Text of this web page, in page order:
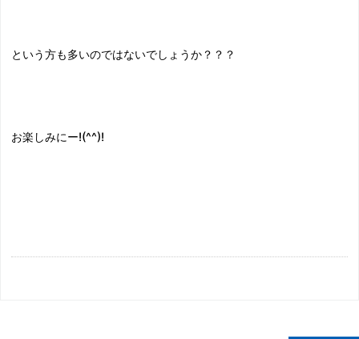
という方も多いのではないでしょうか？？？
お楽しみにー!(^^)!